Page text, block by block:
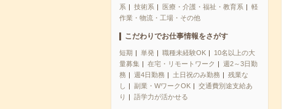
系
技術系 医療・介護・福祉・教育系
軽
作業・物流・工場・その他
こだわりでお仕事情報をさがす
短期 単発 職種未経験OK
10名以上の大
量募集
在宅・リモートワーク
週2～3日勤
務
週4日勤務 土日祝のみ勤務
残業な
し
副業・WワークOK
交通費別途支給あ
り
語学力が活かせる